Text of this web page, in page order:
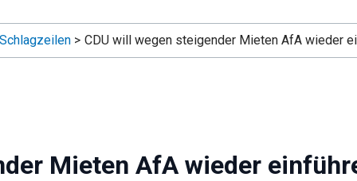
Schlagzeilen CDU will wegen steigender Mieten AfA wieder
Mieten AfA wieder